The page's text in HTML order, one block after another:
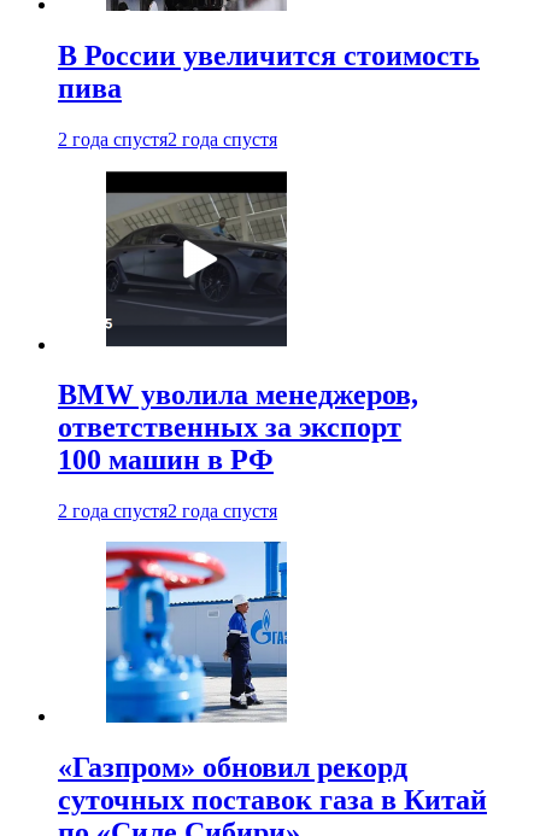
В России увеличится стоимость
пива
2 года спустя2 года спустя
BMW уволила менеджеров,
ответственных за экспорт
100 машин в РФ
2 года спустя2 года спустя
«Газпром» обновил рекорд
суточных поставок газа в Китай